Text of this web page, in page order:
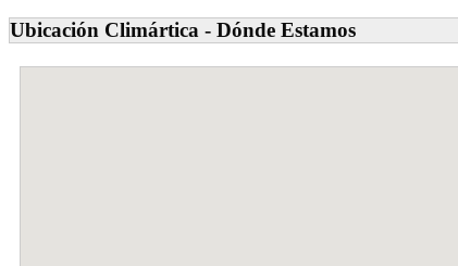
Ubicación Climártica - Dónde Estamos